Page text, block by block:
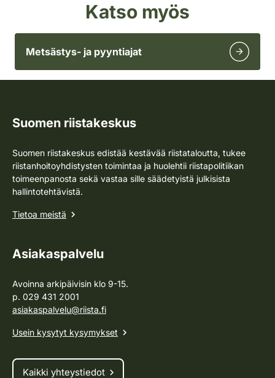
Katso myös
Metsästys- ja pyyntiajat
Suomen riistakeskus
Suomen riistakeskus edistää kestävää riistataloutta, tukee
riistanhoitoyhdistysten toimintaa ja huolehtii riistapolitiikan
toimeenpanosta sekä vastaa sille säädetyistä julkisista
hallintotehtävistä.
Tietoa meistä
Asiakaspalvelu
Avoinna arkipäivisin klo 9-15.
p. 029 431 2001
asiakaspalvelu@riista.fi
Usein kysytyt kysymykset
Kaikki yhteystiedot